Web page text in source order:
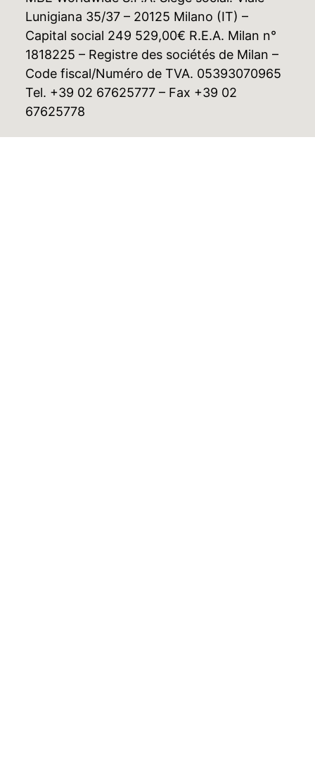
Lunigiana 35/37 – 20125 Milano (IT) –
Capital social 249 529,00€ R.E.A. Milan n°
1818225 – Registre des sociétés de Milan –
Code fiscal/Numéro de TVA. 05393070965
Tel. +39 02 67625777 – Fax +39 02
67625778